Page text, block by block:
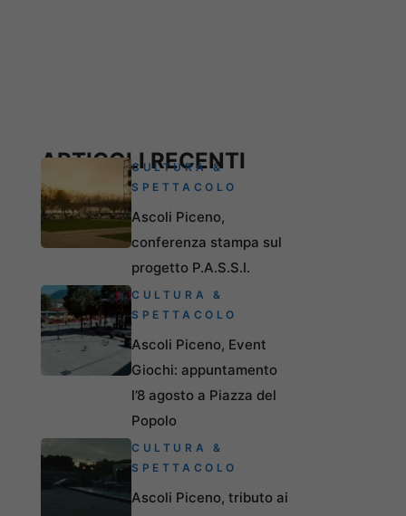
ARTICOLI RECENTI
CULTURA &
SPETTACOLO
Ascoli Piceno,
conferenza stampa sul
progetto P.A.S.S.I.
CULTURA &
SPETTACOLO
Ascoli Piceno, Event
Giochi: appuntamento
l’8 agosto a Piazza del
Popolo
CULTURA &
SPETTACOLO
Ascoli Piceno, tributo ai